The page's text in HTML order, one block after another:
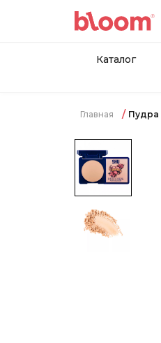
Каталог
Главная Пудра